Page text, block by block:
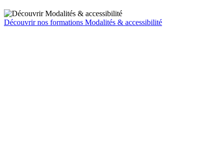
Découvrir nos formations Modalités & accessibilité